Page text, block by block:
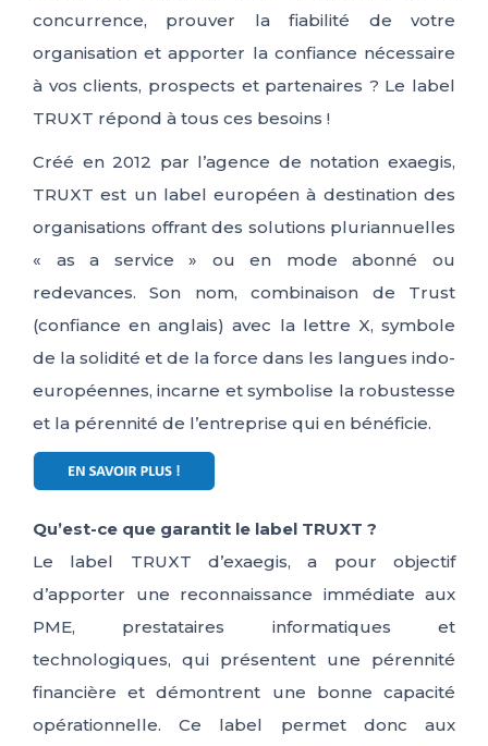
concurrence, prouver la fiabilité de votre
organisation et apporter la confiance nécessaire
à vos clients, prospects et partenaires ? Le label
TRUXT répond à tous ces besoins !
Créé en 2012 par l’agence de notation exaegis,
TRUXT est un label européen à destination des
organisations offrant des solutions pluriannuelles
« as a service » ou en mode abonné ou
redevances. Son nom, combinaison de Trust
(confiance en anglais) avec la lettre X, symbole
de la solidité et de la force dans les langues indo-
européennes, incarne et symbolise la robustesse
et la pérennité de l’entreprise qui en bénéficie.
Qu’est-ce que garantit le label TRUXT ?
Le label TRUXT d’exaegis, a pour objectif
d’apporter une reconnaissance immédiate aux
PME, prestataires informatiques et
technologiques, qui présentent une pérennité
financière et démontrent une bonne capacité
opérationnelle. Ce label permet donc aux